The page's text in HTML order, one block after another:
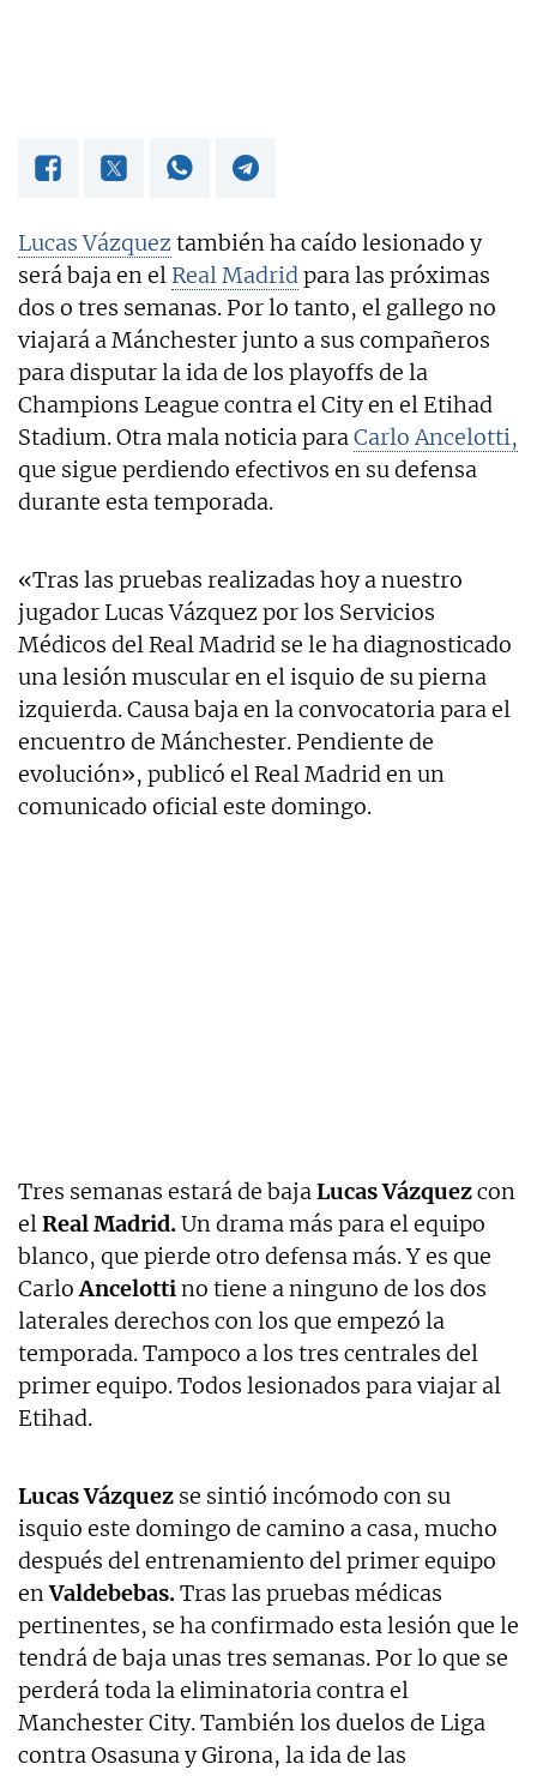
Lucas Vázqueztambién ha caído lesionado y
será baja en el Real Madridpara las próximas
dos o tres semanas. Por lo tanto, el gallego no
viajará a Mánchester junto a sus compañeros
para disputar la ida de los playoffs de la
Champions League contra el City en el Etihad
Stadium. Otra mala noticia paraCarlo Ancelotti,
que sigue perdiendo efectivos en su defensa
durante esta temporada.
«Tras las pruebas realizadas hoy a nuestro
jugador Lucas Vázquez por los Servicios
Médicos del Real Madrid se le ha diagnosticado
una lesión muscular en el isquio de su pierna
izquierda. Causa baja en la convocatoria para el
encuentro de Mánchester. Pendiente de
evolución», publicó el Real Madrid en un
comunicado oficial este domingo.
Tres semanas estará de bajaLucas Vázquezcon
elReal Madrid.Un drama más para el equipo
blanco, que pierde otro defensa más. Y es que
CarloAncelottino tiene a ninguno de los dos
laterales derechos con los que empezó la
temporada. Tampoco a los tres centrales del
primer equipo. Todos lesionados para viajar al
Etihad.
Lucas Vázquez se sintió incómodo con su
isquio este domingo de camino a casa, mucho
después del entrenamiento del primer equipo
enValdebebas.Tras las pruebas médicas
pertinentes, se ha confirmado esta lesión que le
tendrá de baja unas tres semanas. Por lo que se
perderá toda la eliminatoria contra el
Manchester City. También los duelos de Liga
contra Osasuna y Girona, la ida de las